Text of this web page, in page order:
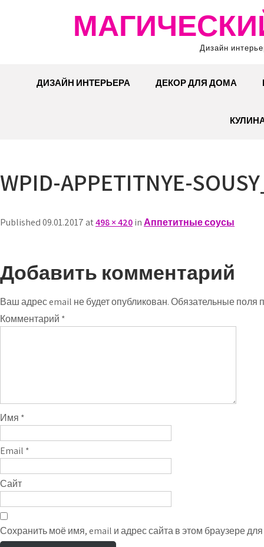
Дизайн
ДИЗАЙН ИНТЕРЬЕРА ДЕКОР ДЛЯ ДОМА
WPID-APPETITNYE-
Published 09.01.2017 at498 × 420inАппетитные соусы
Добавить комментарий
Ваш адрес email не будет опубликован.Обязательные поля
Комментарий *
Имя *
Email *
Сайт
Сохранить моё имя, email и адрес сайта в этом браузере